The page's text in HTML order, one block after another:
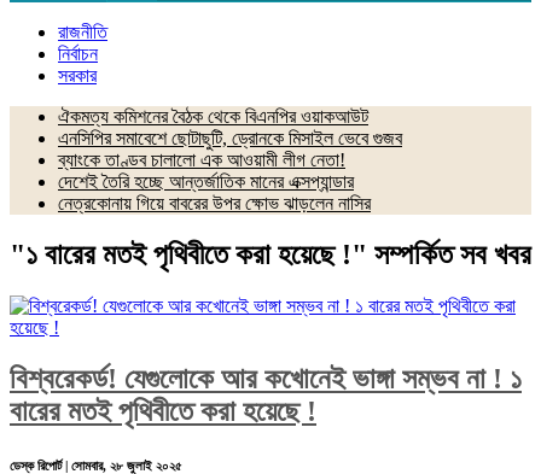
রাজনীতি
নির্বাচন
সরকার
ঐকমত্য কমিশনের বৈঠক থেকে বিএনপির ওয়াকআউট
এনসিপির সমাবেশে ছোটাছুটি, ড্রোনকে মিসাইল ভেবে গুজব
ব্যাংকে তাণ্ডব চালালো এক আওয়ামী লীগ নেতা!
দেশেই তৈরি হচ্ছে আন্তর্জাতিক মানের এক্সপ্যান্ডার
নেত্রকোনায় গিয়ে বাবরের উপর ক্ষোভ ঝাড়লেন নাসির
"১ বারের মতই পৃথিবীতে করা হয়েছে !" সম্পর্কিত সব খবর
বিশ্বরেকর্ড! যেগুলোকে আর কখোনেই ভাঙ্গা সম্ভব না ! ১
বারের মতই পৃথিবীতে করা হয়েছে !
ডেস্ক রিপোর্ট | সোমবার, ২৮ জুলাই ২০২৫